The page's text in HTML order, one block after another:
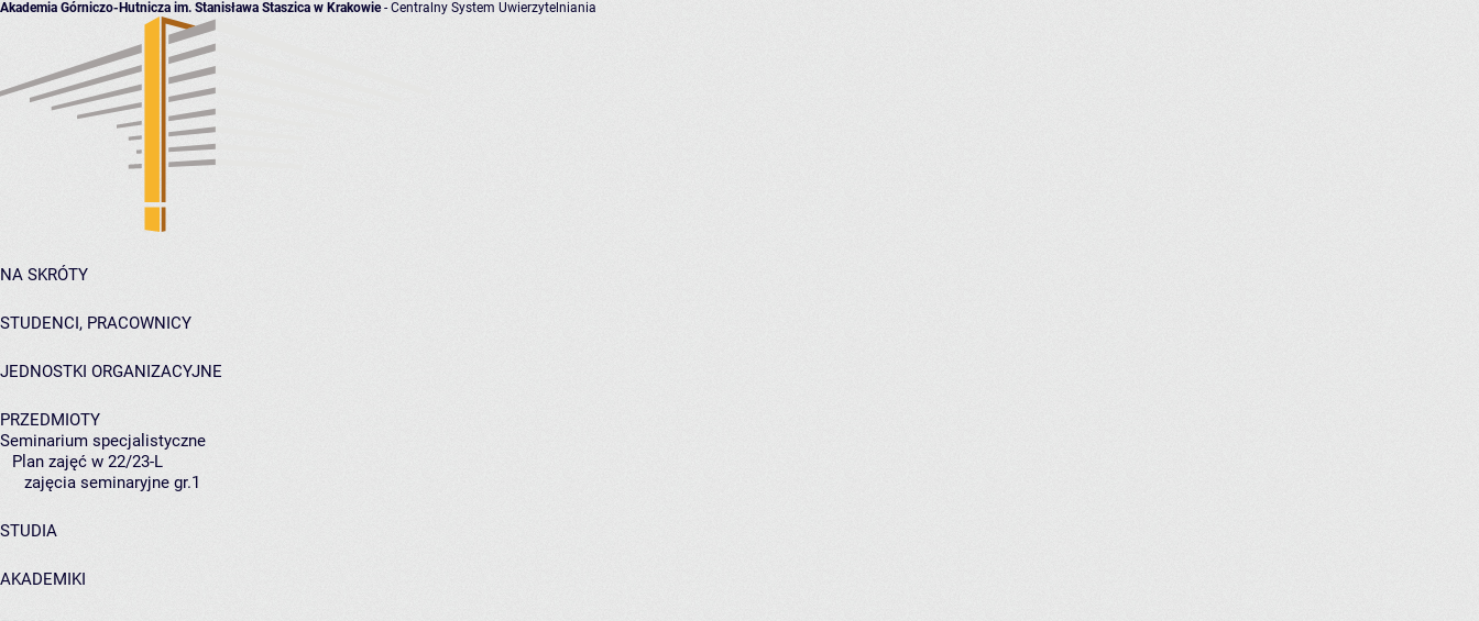
Akademia Górniczo-Hutnicza im. Stanisława Staszica w Krakowie- Centralny System Uwierzytelniania
NA SKRÓTY
STUDENCI, PRACOWNICY
JEDNOSTKI ORGANIZACYJNE
PRZEDMIOTY
Seminarium specjalistyczne
Plan zajęć w 22/23-L
zajęcia seminaryjne gr.1
STUDIA
AKADEMIKI